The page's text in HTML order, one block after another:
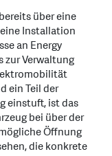
über eine
Installation
an Energy
zur Verwaltung
ein Teil der
einstuft, ist das
bei über der
Öffnung
die konkrete